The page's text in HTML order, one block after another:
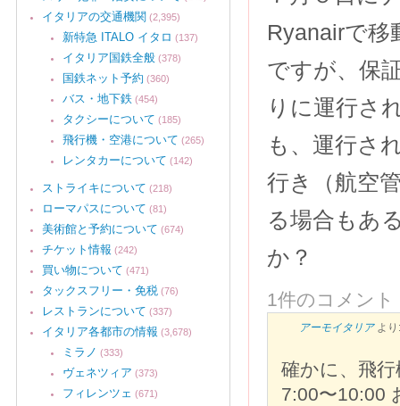
Ryanairで移
ですが、保
りに運行さ
も、運行さ
行き（航空
る場合もあ
か？
1件のコメント
アーモイタリア より:
確かに、飛
7:00〜10:00
イタリアの交通機関 (2,395)
新特急 ITALO イタロ (137)
イタリア国鉄全般 (378)
国鉄ネット予約 (360)
バス・地下鉄 (454)
タクシーについて (185)
飛行機・空港について (265)
レンタカーについて (142)
ストライキについて (218)
ローマパスについて (81)
美術館と予約について (674)
チケット情報 (242)
買い物について (471)
タックスフリー・免税 (76)
レストランについて (337)
イタリア各都市の情報 (3,678)
ミラノ (333)
ヴェネツィア (373)
フィレンツェ (671)